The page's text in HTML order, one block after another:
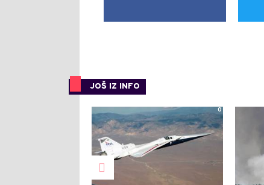
JOŠ IZ INFO
0